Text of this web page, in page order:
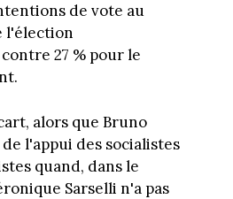
de vote au
l'élection
27 % pour le
alors que Bruno
l'appui des socialistes
quand, dans le
Sarselli n'a pas